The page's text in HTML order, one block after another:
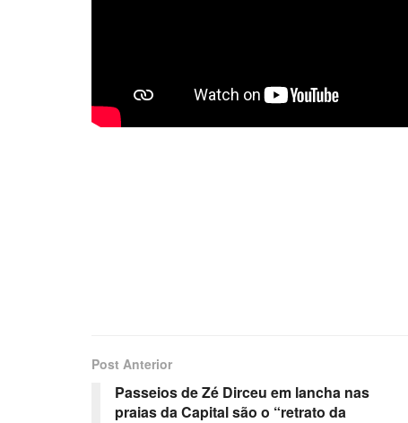
Post Anterior
Passeios de Zé Dirceu em lancha nas
praias da Capital são o “retrato da